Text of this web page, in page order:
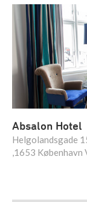
Absalon Hotel
Helgolandsgade
,1653 København